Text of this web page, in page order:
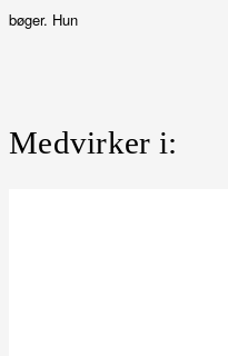
bøger. Hun
Medvirker i: